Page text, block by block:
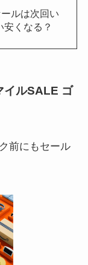
ルは次回い
くなる？
ルSALE ゴ
前にもセール